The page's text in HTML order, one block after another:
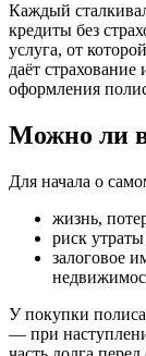
Каждый
кредиты без
услуга, от
даёт страхование
оформления
Можно ли
Для начала о
жизнь,
риск
залоговое
У покупки
— при